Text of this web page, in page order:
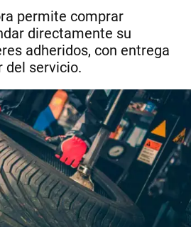
permite comprar
directamente su
adheridos, con entrega
del servicio.